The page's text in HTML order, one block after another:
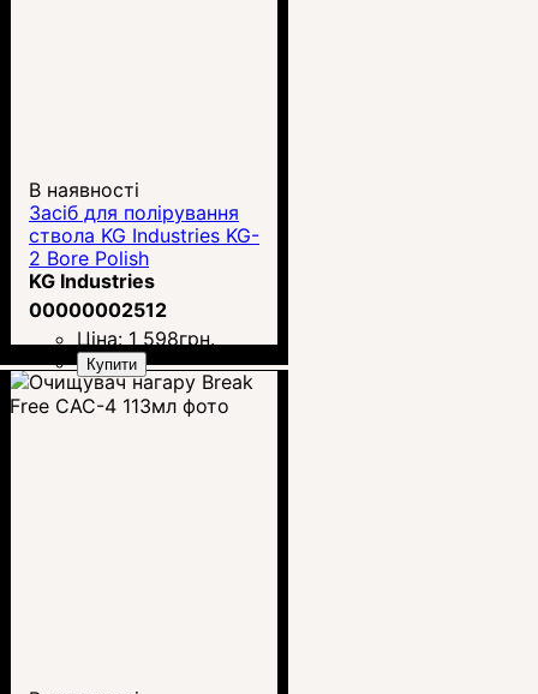
В наявності
Засіб для полірування
ствола KG Industries KG-
2 Bore Polish
KG Industries
00000002512
Ціна: 1 598грн.
Купити